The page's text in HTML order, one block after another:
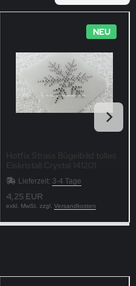
NEU
Eiskristall Crystal 141201
Schneeflocke
Lieferzeit: 3-4 Tage
4,25 EUR
exkl. MwSt. zzgl. Versandkosten